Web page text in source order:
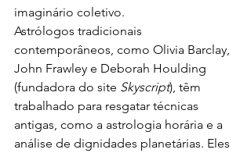
imaginário coletivo.
Astrólogos tradicionais
contemporâneos, como Olivia Barclay,
John Frawley e Deborah Houlding
(fundadora do site Skyscript), têm
trabalhado para resgatar técnicas
antigas, como a astrologia horária e a
análise de dignidades planetárias. Eles